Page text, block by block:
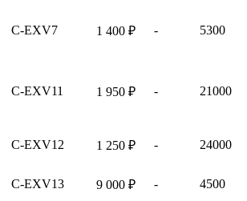
C-EXV7 1 400 ₽ - 5300
C-EXV11 1 950 ₽ - 21000
C-EXV12 1 250 ₽ - 24000
C-EXV13 9 000 ₽ -
4500